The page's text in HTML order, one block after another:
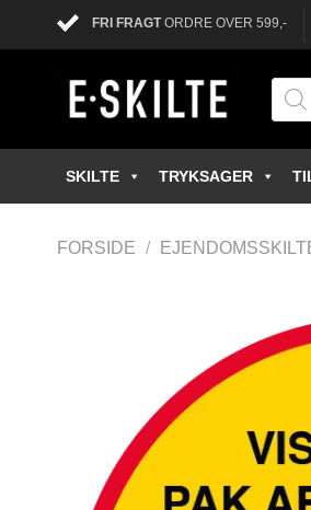
FRI FRAGTORDRE OVER 599,-
SKILTE TRYKSAGER
FORSIDE /